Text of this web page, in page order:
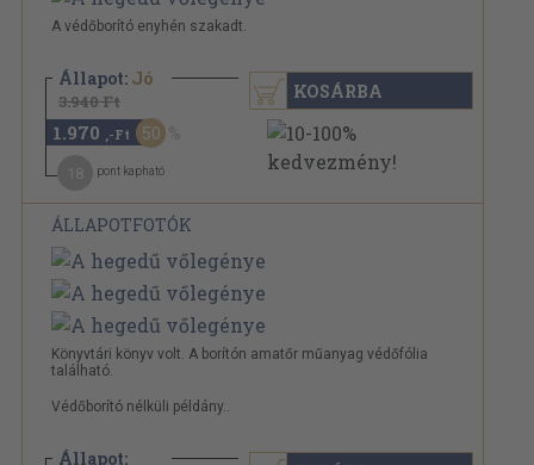
A védőborító enyhén szakadt.
Állapot: Jó
3.940 Ft
1.970 ,-Ft 50
pont kapható
KOSÁRBA
ÁLLAPOTFOTÓK
Könyvtári könyv volt. A borítón amatőr műanyag védőfólia
található.
Védőborító nélküli példány..
Állapot: